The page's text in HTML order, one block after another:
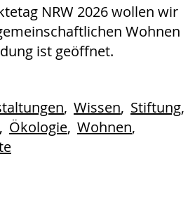
NRW 2026 wollen wir
Wohnen
ist geöffnet.
Wissen Stiftung
Ökologie Wohnen